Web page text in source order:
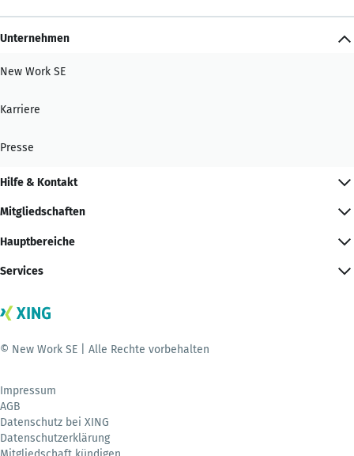
Unternehmen
New Work SE
Karriere
Presse
Hilfe & Kontakt
Mitgliedschaften
Hauptbereiche
Services
© New Work SE | Alle Rechte vorbehalten
Impressum
AGB
Datenschutz bei XING
Datenschutzerklärung